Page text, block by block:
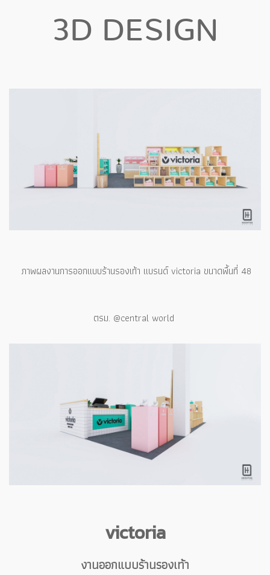
3D DESIGN
ภาพผลงานการออกแบบร้านรองเท้า แบรนด์ victoria ขนาดพื้นที่ 48
ตรม. @central world
victoria
งานออกแบบร้านรองเท้า